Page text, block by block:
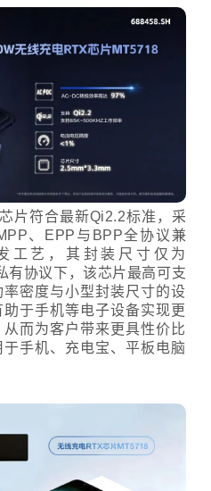
片符合最新Qi2.2标准，采
、EPP与BPP全协议兼
工艺，其封装尺寸仅为
有协议下，该芯片最高可支
密度与小型封装尺寸的设
于手机等电子设备实现更
而为客户带来更具性价比
手机、充电宝、平板电脑